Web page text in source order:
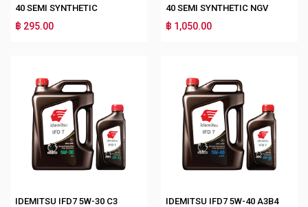
40 SEMI SYNTHETIC
฿ 295.00
40 SEMI SYNTHETIC NGV
฿ 1,050.00
IDEMITSU IFD7 5W-30 C3 IDEMITSU IFD7 5W-40 A3B4